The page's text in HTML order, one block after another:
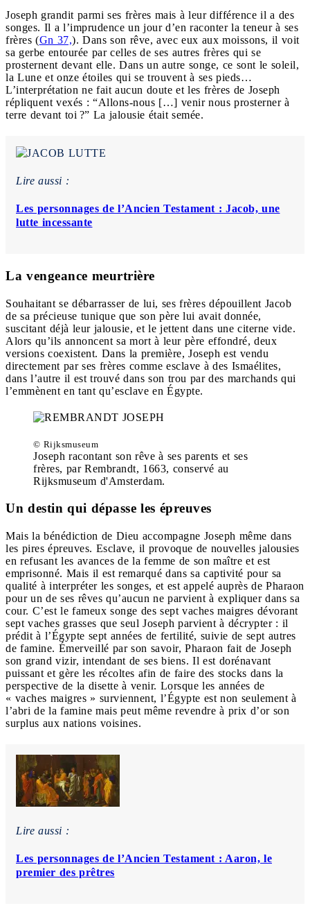
Joseph grandit parmi ses frères mais à leur différence il a des
songes. Il a l’imprudence un jour d’en raconter la teneur à ses
frères (Gn 37,). Dans son rêve, avec eux aux moissons, il voit
sa gerbe entourée par celles de ses autres frères qui se
prosternent devant elle. Dans un autre songe, ce sont le soleil,
la Lune et onze étoiles qui se trouvent à ses pieds…
L’interprétation ne fait aucun doute et les frères de Joseph
répliquent vexés : “Allons-nous […] venir nous prosterner à
terre devant toi ?” La jalousie était semée.
Lire aussi :
Les personnages de l’Ancien Testament : Jacob, une
lutte incessante
La vengeance meurtrière
Souhaitant se débarrasser de lui, ses frères dépouillent Jacob
de sa précieuse tunique que son père lui avait donnée,
suscitant déjà leur jalousie, et le jettent dans une citerne vide.
Alors qu’ils annoncent sa mort à leur père effondré, deux
versions coexistent. Dans la première, Joseph est vendu
directement par ses frères comme esclave à des Ismaélites,
dans l’autre il est trouvé dans son trou par des marchands qui
l’emmènent en tant qu’esclave en Égypte.
© Rijksmuseum
Joseph racontant son rêve à ses parents et ses
frères, par Rembrandt, 1663, conservé au
Rijksmuseum d'Amsterdam.
Un destin qui dépasse les épreuves
Mais la bénédiction de Dieu accompagne Joseph même dans
les pires épreuves. Esclave, il provoque de nouvelles jalousies
en refusant les avances de la femme de son maître et est
emprisonné. Mais il est remarqué dans sa captivité pour sa
qualité à interpréter les songes, et est appelé auprès de Pharaon
pour un de ses rêves qu’aucun ne parvient à expliquer dans sa
cour. C’est le fameux songe des sept vaches maigres dévorant
sept vaches grasses que seul Joseph parvient à décrypter : il
prédit à l’Égypte sept années de fertilité, suivie de sept autres
de famine. Émerveillé par son savoir, Pharaon fait de Joseph
son grand vizir, intendant de ses biens. Il est dorénavant
puissant et gère les récoltes afin de faire des stocks dans la
perspective de la disette à venir. Lorsque les années de
« vaches maigres » surviennent, l’Égypte est non seulement à
l’abri de la famine mais peut même revendre à prix d’or son
surplus aux nations voisines.
Lire aussi :
Les personnages de l’Ancien Testament : Aaron, le
premier des prêtres